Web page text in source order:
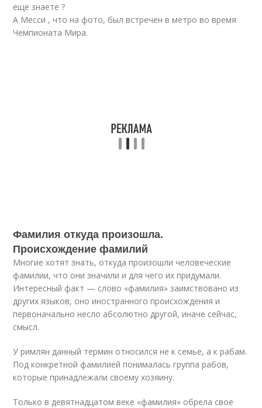
еще знаете ?
А Месси , что на фото, был встречен в метро во время
Чемпионата Мира.
Фамилия откуда произошла.
Происхождение фамилий
Многие хотят знать, откуда произошли человеческие
фамилии, что они значили и для чего их придумали.
Интересный факт — слово «фамилия» заимствовано из
других языков, оно иностранного происхождения и
первоначально несло абсолютно другой, иначе сейчас,
смысл.
У римлян данный термин относился не к семье, а к рабам.
Под конкретной фамилией понималась группа рабов,
которые принадлежали своему хозяину.
Только в девятнадцатом веке «фамилия» обрела свое